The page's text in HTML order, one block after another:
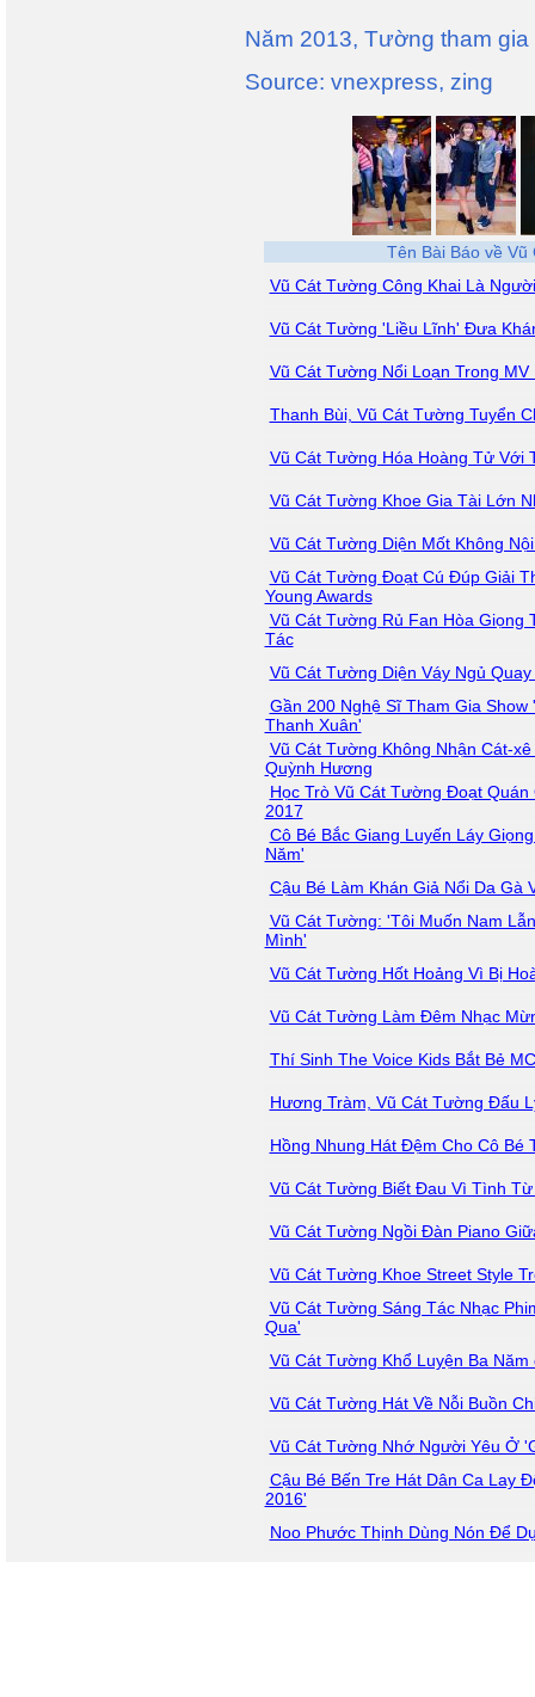
Năm 2013, Tường tham
Source: vnexpress, zing
Tên Bài Báo về Vũ
Vũ Cát Tường Công Khai Là
Vũ Cát Tường 'Liều Lĩnh' Đưa
Vũ Cát Tường Nổi Loạn Trong MV
Thanh Bùi, Vũ Cát Tường Tuyển
Vũ Cát Tường Hóa Hoàng Tử Với
Vũ Cát Tường Khoe Gia Tài Lớn
Vũ Cát Tường Diện Mốt Không
Vũ Cát Tường Đoạt Cú Đúp Giải
Young Awards
Vũ Cát Tường Rủ Fan Hòa Giọng
Tác
Vũ Cát Tường Diện Váy Ngủ Quay
Gần 200 Nghệ Sĩ Tham Gia Show
Thanh Xuân'
Vũ Cát Tường Không Nhận Cát-
Quỳnh Hương
Học Trò Vũ Cát Tường Đoạt Quán
2017
Cô Bé Bắc Giang Luyến Láy
Năm'
Cậu Bé Làm Khán Giả Nổi Da Gà
Vũ Cát Tường: 'Tôi Muốn Nam
Mình'
Vũ Cát Tường Hốt Hoảng Vì Bị
Vũ Cát Tường Làm Đêm Nhạc
Thí Sinh The Voice Kids Bắt Bẻ
Hương Tràm, Vũ Cát Tường Đấu
Hồng Nhung Hát Đệm Cho Cô Bé
Vũ Cát Tường Biết Đau Vì Tình
Vũ Cát Tường Ngồi Đàn Piano
Vũ Cát Tường Khoe Street Style
Vũ Cát Tường Sáng Tác Nhạc
Qua'
Vũ Cát Tường Khổ Luyện Ba Năm
Vũ Cát Tường Hát Về Nỗi Buồn
Vũ Cát Tường Nhớ Người Yêu Ở
Cậu Bé Bến Tre Hát Dân Ca Lay
2016'
Noo Phước Thịnh Dùng Nón Để